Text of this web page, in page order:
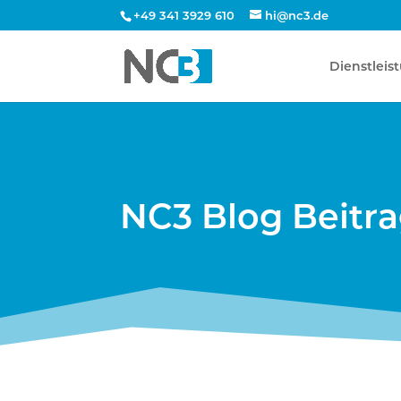
+49 341 3929 610 hi@nc3.de
NC3 Blog